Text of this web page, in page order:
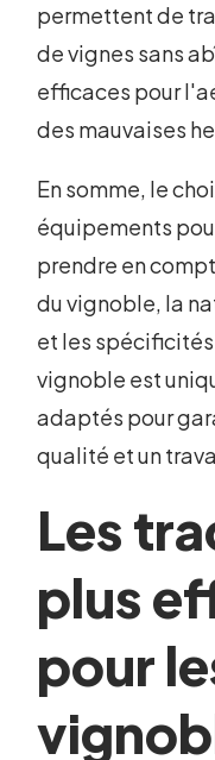
permettent de
de vignes sans
efficaces pour
des mauvaises
En somme, le
équipements
prendre en
du vignoble, la
et les
vignoble est
adaptés pour
qualité et un
Les
plus
pour